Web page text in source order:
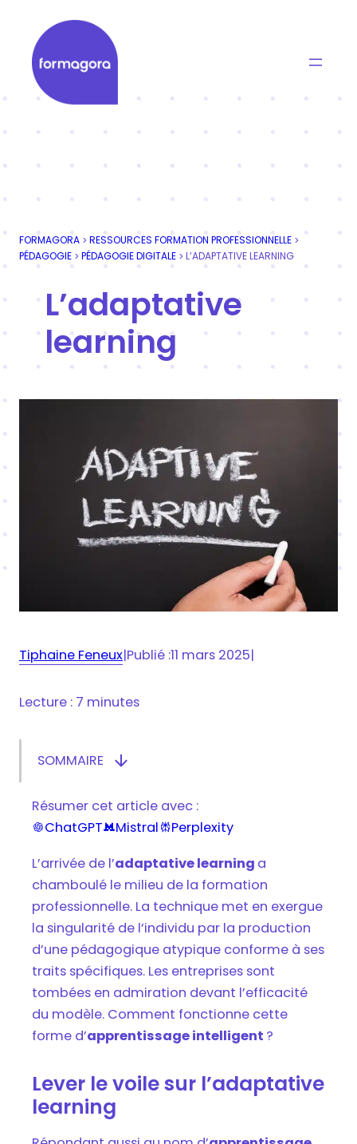
contenu
Formagora
FORMAGORA > RESSOURCES FORMATION PROFESSIONNELLE >
PÉDAGOGIE > PÉDAGOGIE DIGITALE > L’ADAPTATIVE LEARNING
L’adaptative
learning
Tiphaine Feneux|Publié :11 mars 2025|
Lecture : 7 minutes
SOMMAIRE Afficher/masquer le sommaire
Quels sont les points forts de l’adaptative
learning ?
Comment intégrer l’adaptative learning
dans une formation professionnelle ?
Tout savoir sur l'adaptative learning
Résumer cet article avec :
ChatGPTMistral Perplexity
L’arrivée de l’adaptative learning a
chamboulé le milieu de la formation
professionnelle. La technique met en exergue
la singularité de l’individu par la production
d’une pédagogique atypique conforme à ses
traits spécifiques. Les entreprises sont
tombées en admiration devant l’efficacité
du modèle. Comment fonctionne cette
forme d’apprentissage intelligent ?
Lever le voile sur l’adaptative
learning